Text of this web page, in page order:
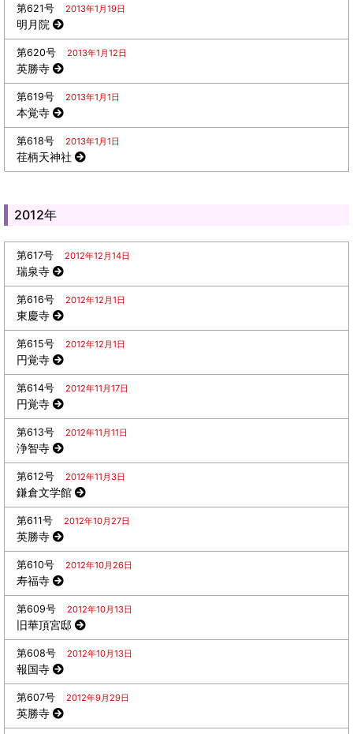
第621号 2013年1月19日
明月院
第620号 2013年1月12日
英勝寺
第619号 2013年1月1日
本覚寺
第618号 2013年1月1日
荏柄天神社
2012年
第617号 2012年12月14日
瑞泉寺
第616号 2012年12月1日
東慶寺
第615号 2012年12月1日
円覚寺
第614号 2012年11月17日
円覚寺
第613号 2012年11月11日
浄智寺
第612号 2012年11月3日
鎌倉文学館
第611号 2012年10月27日
英勝寺
第610号 2012年10月26日
寿福寺
第609号 2012年10月13日
旧華頂宮邸
第608号 2012年10月13日
報国寺
第607号 2012年9月29日
英勝寺